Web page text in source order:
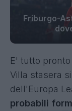
Friburgo-
E' tutto
Villa stasera
dell'Europa
probabili